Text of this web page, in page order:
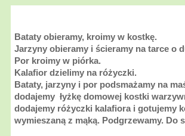
Bataty obieramy, kroimy w kostkę.
Jarzyny obieramy i ścieramy na tarce o
Por kroimy w piórka.
Kalafior dzielimy na różyczki.
Bataty, jarzyny i por podsmażamy na
dodajemy łyżkę domowej kostki
dodajemy różyczki kalafiora i gotujemy
wymieszaną z mąką. Podgrzewamy. Do